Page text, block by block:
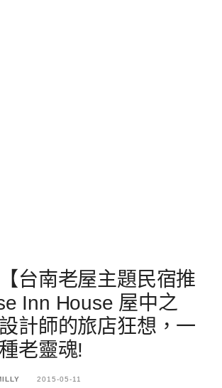
台南老屋主題民宿推
Inn House 屋中之
計師的旅店狂想，一
老靈魂!
2015-05-11